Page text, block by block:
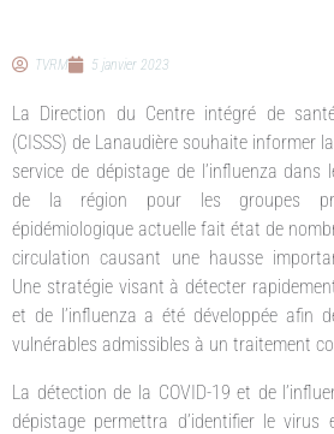
TVRM 5 janvier 2023
La Direction du Centre intégré de
(CISSS) de Lanaudière souhaite informer
service de dépistage de l’influenza dans
de la région pour les groupes
épidémiologique actuelle fait état de
circulation causant une hausse
Une stratégie visant à détecter
et de l’influenza a été développée afin
vulnérables admissibles à un traitement
La détection de la COVID-19 et de
dépistage permettra d’identifier le